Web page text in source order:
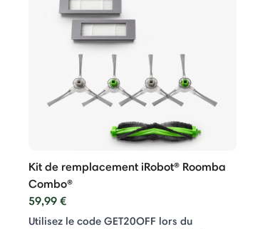
Kit de remplacement iRobot® Roomba
Combo®
59,99 €
Utilisez le code GET20OFF lors du